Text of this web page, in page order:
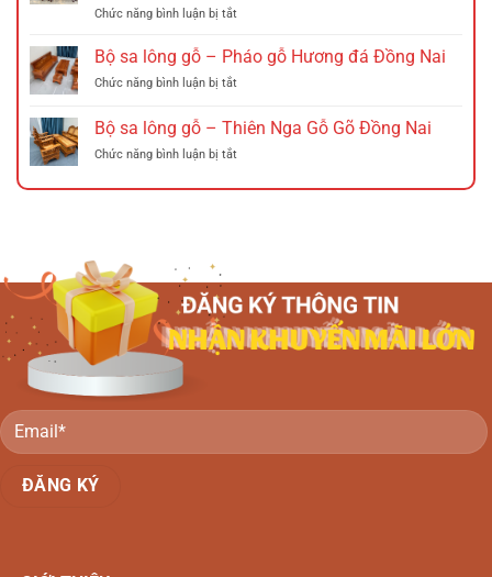
Nai
–
12
Đá
Đào
Chức năng bình luận bị tắtở
sa
gỗ
Chuông
gỗ
Bộ sa lông gỗ – Pháo gỗ Hương đá Đồng Nai
Chức năng bình luận bị tắtở
sa
lông
gỗ
Pháo
Bộ sa lông gỗ – Thiên Nga Gỗ Gõ Đồng Nai
Chức năng bình luận bị tắtở
sa
Nga
Gỗ
Đồng